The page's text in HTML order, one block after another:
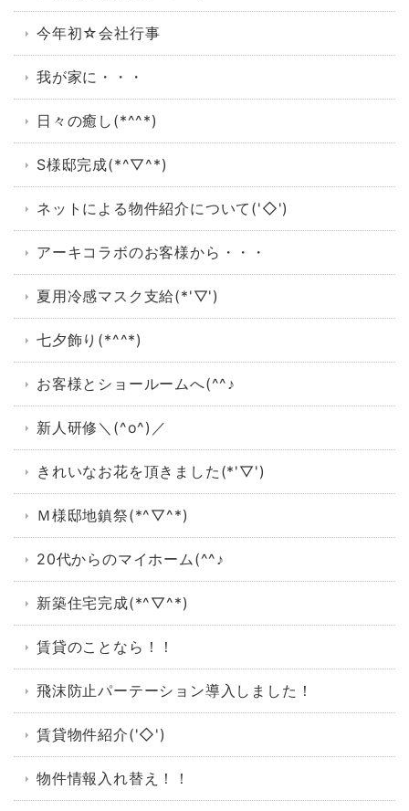
今年初☆会社行事
我が家に・・・
日々の癒し(*^^*)
S様邸完成(*^▽^*)
ネットによる物件紹介について('◇')ゞ
アーキコラボのお客様から・・・
夏用冷感マスク支給(*'▽')
七夕飾り(*^^*)
お客様とショールームへ(^^♪
新人研修＼(^o^)／
きれいなお花を頂きました(*'▽')
Ｍ様邸地鎮祭(*^▽^*)
20代からのマイホーム(^^♪
新築住宅完成(*^▽^*)
賃貸のことなら！！
飛沫防止パーテーション導入しました！
賃貸物件紹介('◇')ゞ
物件情報入れ替え！！